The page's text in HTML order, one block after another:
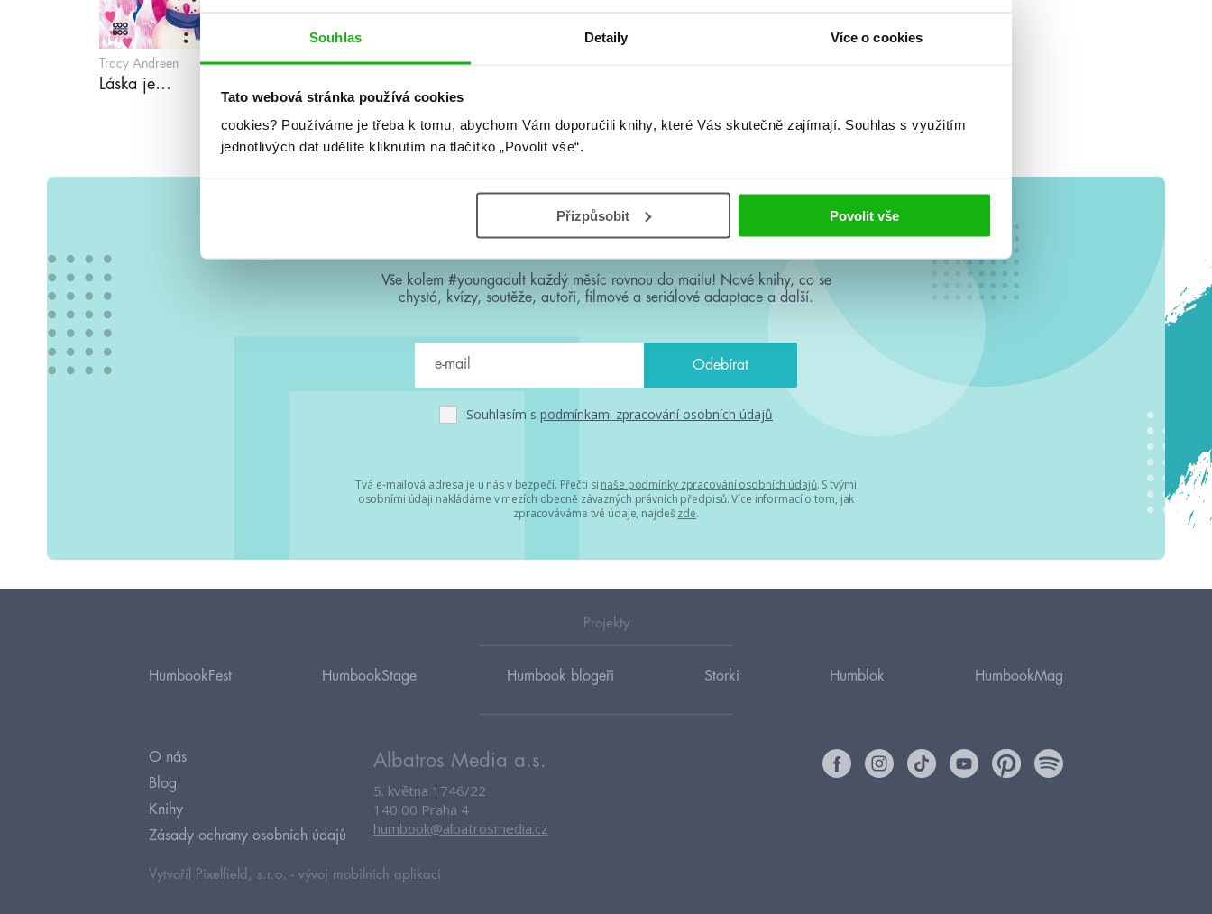
Souhlas Detaily Více o cookies
Tato webová stránka používá cookies
cookies? Používáme je třeba k tomu, abychom Vám doporučili knihy, které Vás skutečně zajímají. Souhlas s využitím
jednotlivých dat udělíte kliknutím na tlačítko „Povolit vše“.
Přizpůsobit Povolit vše
Tracy Andreen
Láska je…
Tracy Andreen
#HumbookNews
Vše kolem #youngadult každý měsíc rovnou do mailu! Nové knihy, co se
chystá, kvízy, soutěže, autoři, filmové a seriálové adaptace a další.
Souhlasím s podmínkami zpracování osobních údajů
Tvá e-mailová adresa je u nás v bezpečí. Přečti si naše podmínky zpracování osobních údajů. S tvými
osobními údaji nakládáme v mezích obecně závazných právních předpisů. Více informací o tom, jak
zpracováváme tvé údaje, najdeš zde.
Projekty
HumbookFest HumbookStage Humbook blogeři Storki Humblok HumbookMag
O nás
Blog
Knihy
Zásady ochrany osobních údajů
Albatros Media a.s.
5. května 1746/22
140 00 Praha 4
humbook@albatrosmedia.cz
Vytvořil Pixelfield, s.r.o. - vývoj mobilních aplikací